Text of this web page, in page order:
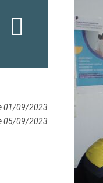
01/09/2023
05/09/2023